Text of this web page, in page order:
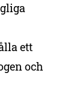
ett
och